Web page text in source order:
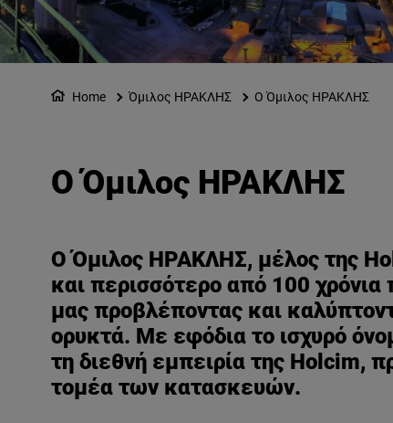
Home Όμιλος ΗΡΑΚΛΗΣ Ο Όμιλος ΗΡΑΚΛΗΣ
Ο Όμιλος ΗΡΑΚΛΗΣ
Ο Όμιλος ΗΡΑΚΛΗΣ, μέλος της
και περισσότερο από 100
μας προβλέποντας και
ορυκτά. Με εφόδια το ισχυρό
τη διεθνή εμπειρία της Holcim,
τομέα των κατασκευών.